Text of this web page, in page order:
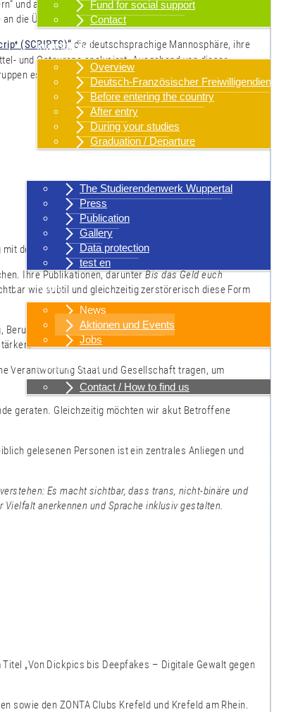
Fund for social support
Contact
International
Overview
Deutsch-Französischer Freiwilligendienst
Before entering the country
After entry
During your studies
Graduation / Departure
The Studierendenwerk Wuppertal
Press
Publication
Gallery
Data protection
test en
News
News
Aktionen und Events
Jobs
Kontakt / Anfahrt
Contact / How to find us
und anderen organisierten Frauenfeinden, auf
die Überlegenheit des Mannes.
(SCRIPTS)“ die deutschsprachige Mannosphäre, ihre
und Osteuropa analysiert. Ausgehend von dieser
es in der Mannosphäre gibt, und wie diese
mit der Autorin Lea Martin ein.
Ihre Publikationen, darunterBis das Geld euch
wie subtil und gleichzeitig zerstörerisch diese Form
Herkunft oder finanzieller Unabhängigkeit und wirkt
Verantwortung Staat und Gesellschaft tragen, um
geraten. Gleichzeitig möchten wir akut Betroffene
gelesenen Personen ist ein zentrales Anliegen und
Es macht sichtbar, dass trans, nicht-binäre und
anerkennen und Sprache inklusiv gestalten.
„Von Dickpics bis Deepfakes – Digitale Gewalt gegen
sowie den ZONTA Clubs Krefeld und Krefeld am Rhein.